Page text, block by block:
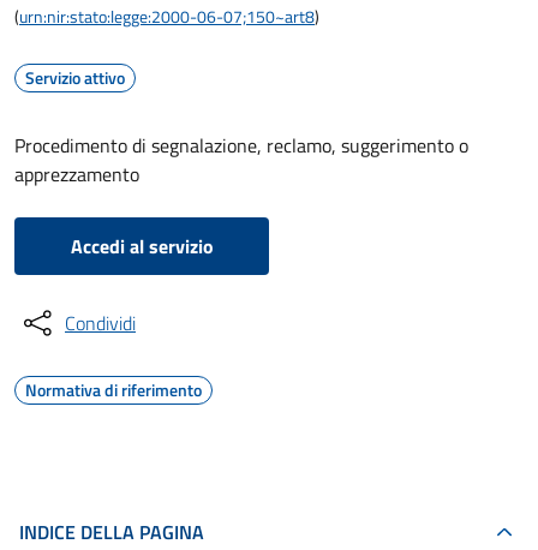
(urn:nir:stato:legge:2000-06-07;150~art8)
Servizio attivo
Procedimento di segnalazione, reclamo, suggerimento o
apprezzamento
Accedi al servizio
Condividi
Normativa di riferimento
INDICE DELLA PAGINA